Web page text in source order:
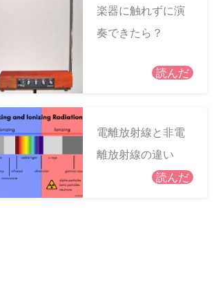
楽器に触れずに演
奏できたら？
読んだ
電離放射線と非電
離放射線の違い
読んだ